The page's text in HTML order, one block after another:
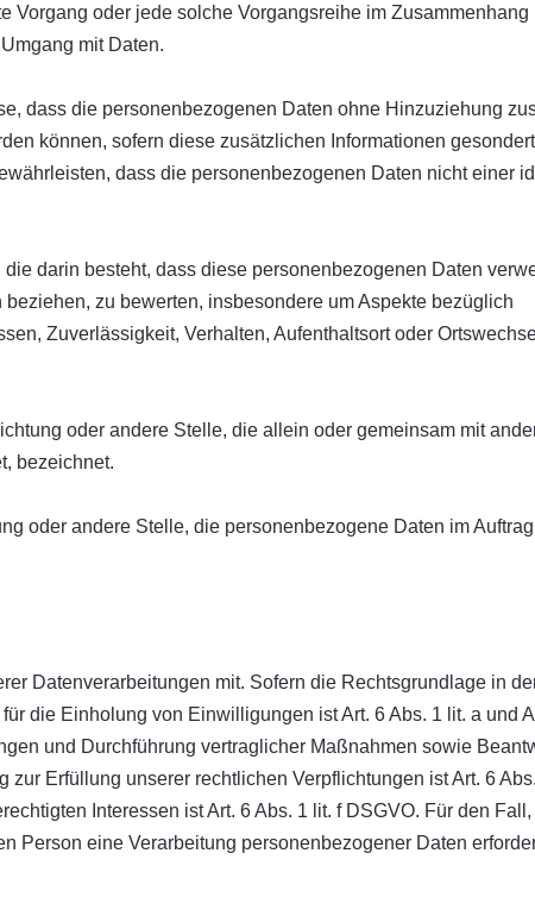
Vorgang oder jede solche Vorgangsreihe im Zusammenhang
mit Daten.
dass die personenbezogenen Daten ohne Hinzuziehung
können, sofern diese zusätzlichen Informationen
dass die personenbezogenen Daten nicht einer
darin besteht, dass diese personenbezogenen Daten
zu bewerten, insbesondere um Aspekte bezüglich
Zuverlässigkeit, Verhalten, Aufenthaltsort oder
oder andere Stelle, die allein oder gemeinsam mit
bezeichnet.
oder andere Stelle, die personenbezogene Daten im
Datenverarbeitungen mit. Sofern die Rechtsgrundlage in
die Einholung von Einwilligungen ist Art. 6 Abs. 1 lit. a und
und Durchführung vertraglicher Maßnahmen sowie
Erfüllung unserer rechtlichen Verpflichtungen ist Art. 6
Interessen ist Art. 6 Abs. 1 lit. f DSGVO. Für den
Person eine Verarbeitung personenbezogener Daten